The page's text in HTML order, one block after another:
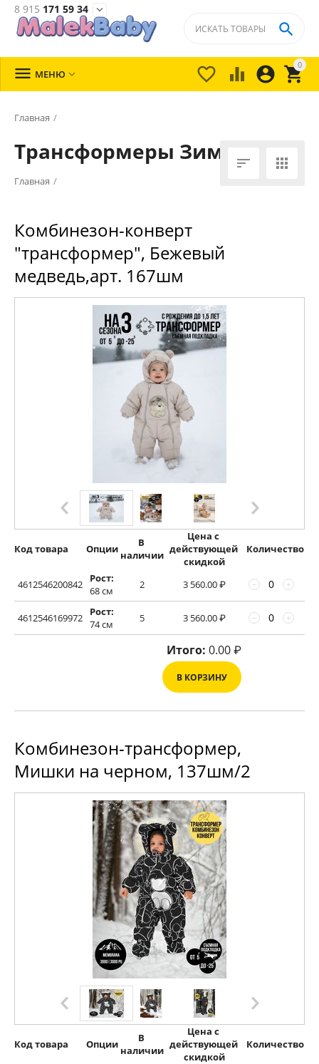
8 915 171 59 34 
0


 

 МЕНЮ 
Главная /
Трансформеры Зима
Главная /
 
Комбинезон-конверт
"трансформер", Бежевый
медведь,арт. 167шм
Код товара Опции
В
наличии
Цена с
действующей
скидкой
Количество
4612546200842
Рост:
68 см
2 3 560.00₽ +
−
4612546169972
Рост:
74 см
5 3 560.00₽ +
−
Итого: 0.00₽
В КОРЗИНУ
Комбинезон-трансформер,
Мишки на черном, 137шм/2
Код товара Опции
В
наличии
Цена с
действующей
скидкой
Количество